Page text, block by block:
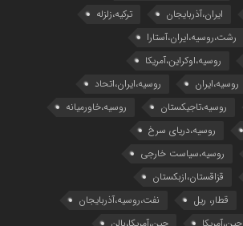
ایران،آذربایجان
ترکیه،زلزله
رشت،روسیه،ایران،آستارا
روسیه،اوکراین،آمریکا
روسیه،ایران
روسیه،ایران،اتحاد
روسیه،تاجیکستان
روسیه،خاورمیانه
روسیه،دریای سرخ
روسیه،سیاست خارجی
قزاقستان،ازبکستان
قطار، ریل
نفت،روسیه،آذربایجان